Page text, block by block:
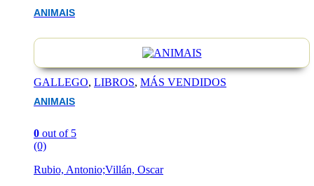
ANIMAIS
GALLEGO, LIBROS, MÁS VENDIDOS
ANIMAIS
0 out of 5
(0)
Rubio, Antonio;Villán, Oscar